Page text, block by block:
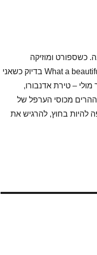
כשספורט ומוזיקה
מתחברים, אי אפשר להשאר אדיש. U2 מחליטים לשיר What a beautiful day בדיוק כשאני
– טירת אדנבורו,
מכוסי הערפל של
להיות בחוץ, להרגיש את